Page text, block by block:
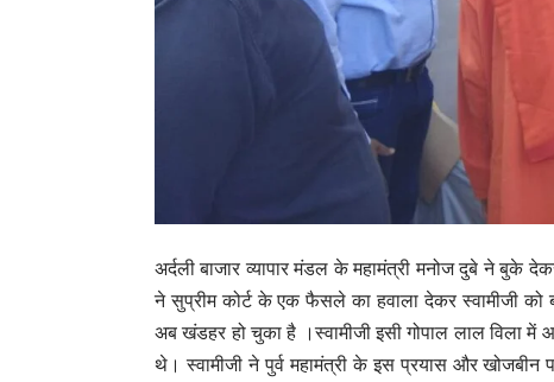
अर्दली बाजार व्यापार मंडल के महामंत्री मनोज दुबे ने बुके
ने सुप्रीम कोर्ट के एक फैसले का हवाला देकर स्वामीजी
अब खंडहर हो चुका है ।स्वामीजी इसी गोपाल लाल विला
थे। स्वामीजी ने पुर्व महामंत्री के इस प्रयास और